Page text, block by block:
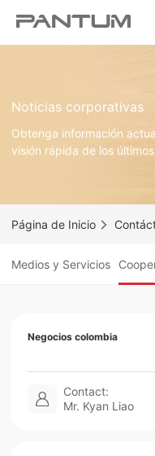
Noticias corporativas
Obtenga información
visión rápida de los
Página de Inicio
Medios y Servicios
Negocios colombia
Contact:
Mr. Kyan Liao